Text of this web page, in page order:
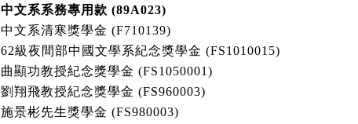
中文系系務專用款 (89A023)
中文系清寒獎學金 (F710139)
62級夜間部中國文學系紀念獎學金 (FS1010015)
曲顯功教授紀念獎學金 (FS1050001)
劉翔飛教授紀念獎學金 (FS960003)
施景彬先生獎學金 (FS980003)